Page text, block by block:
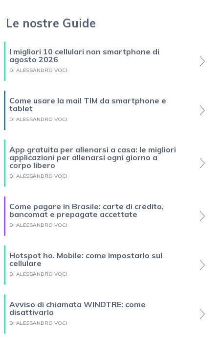
Le nostre Guide
I migliori 10 cellulari non smartphone di
agosto 2026
DI ALESSANDRO VOCI
Come usare la mail TIM da smartphone e
tablet
DI ALESSANDRO VOCI
App gratuita per allenarsi a casa: le migliori
applicazioni per allenarsi ogni giorno a
corpo libero
DI ALESSANDRO VOCI
Come pagare in Brasile: carte di credito,
bancomat e prepagate accettate
DI ALESSANDRO VOCI
Hotspot ho. Mobile: come impostarlo sul
cellulare
DI ALESSANDRO VOCI
Avviso di chiamata WINDTRE: come
disattivarlo
DI ALESSANDRO VOCI